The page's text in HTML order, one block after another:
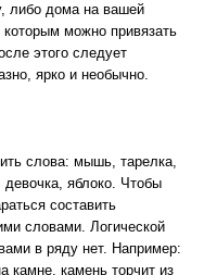
либо дома на вашей
можно привязать
этого следует
ярко и необычно.
слова: мышь, тарелка,
яблоко. Чтобы
составить
словами. Логической
в ряду нет. Например:
камне, камень торчит из